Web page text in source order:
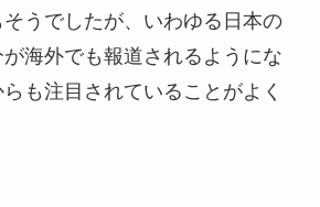
うでしたが、いわゆる日本の
海外でも報道されるようにな
も注目されていることがよく